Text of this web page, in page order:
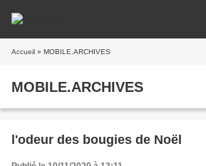
Accueil » MOBILE.ARCHIVES
MOBILE.ARCHIVES
l'odeur des bougies de Noël